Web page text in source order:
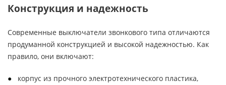
Конструкция и надежность
Современные выключатели звонкового типа отличаются
продуманной конструкцией и высокой надежностью. Как
правило, они включают:
корпус из прочного электротехнического пластика,